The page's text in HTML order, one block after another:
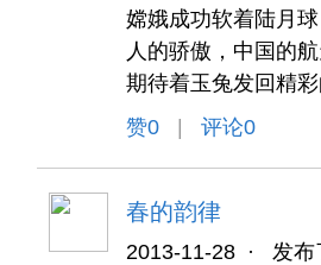
嫦娥成功软着陆月
人的骄傲，中国的
期待着玉兔发回精彩
赞0 评论0
春的韵律
2013-11-28 ·
发布